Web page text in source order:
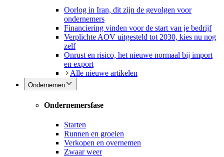
Oorlog in Iran, dit zijn de gevolgen voor
ondernemers
Financiering vinden voor de start van je bedrijf
Verplichte AOV uitgesteld tot 2030, kies nu nog
zelf
Onrust en risico, het nieuwe normaal bij import
en export
Alle nieuwe artikelen
Ondernemen
Ondernemersfase
Starten
Runnen en groeien
Verkopen en overnemen
Zwaar weer